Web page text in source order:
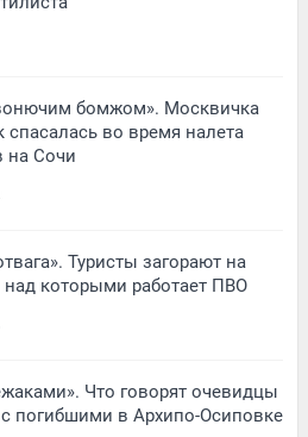
бомжом». Москвичка
спасалась во время налета
на Сочи
Туристы загорают на
которыми работает ПВО
Что говорят очевидцы
погибшими в Архипо-Осиповке